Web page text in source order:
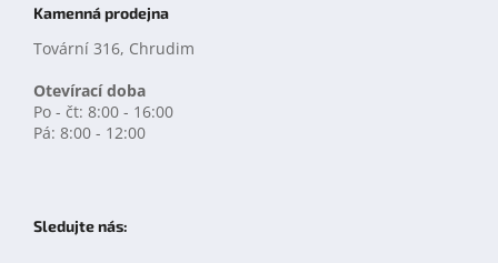
Kamenná prodejna
Tovární 316, Chrudim
Otevírací doba
Po - čt: 8:00 - 16:00
Pá: 8:00 - 12:00
Sledujte nás: